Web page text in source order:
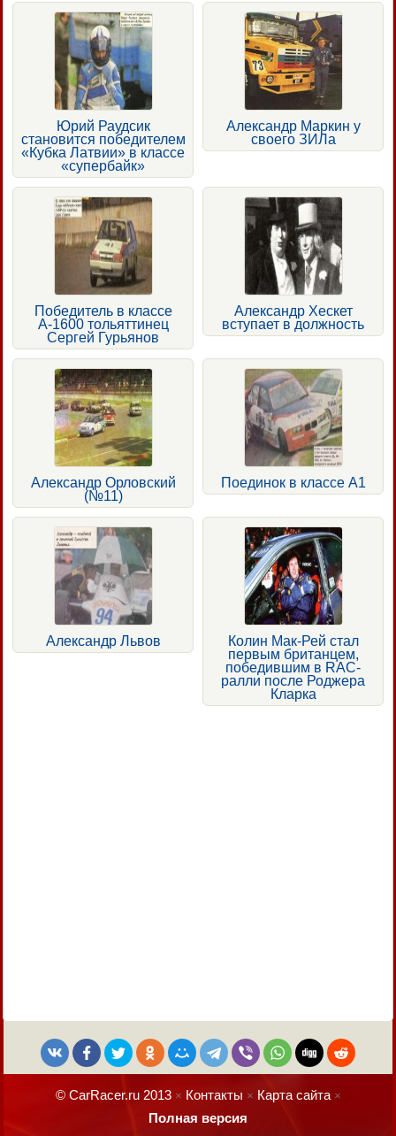
Юрий Раудсик
становится победителем
«Кубка Латвии» в классе
«супербайк»
Александр Маркин у
своего ЗИЛа
Победитель в классе
А-1600 тольяттинец
Сергей Гурьянов
Александр Хескет
вступает в должность
Александр Орловский
(№11)
Поединок в классе А1
Александр Львов
Колин Мак-Рей стал
первым британцем,
победившим в RAC-
ралли после Роджера
Кларка
© CarRacer.ru 2013× Контакты × Карта сайта×
Полная версия